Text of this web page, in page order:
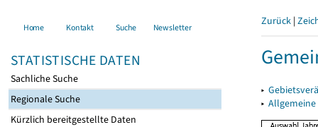
Home Kontakt Suche Newsletter
STATISTISCHE DATEN
Sachliche Suche
Regionale Suche
Kürzlich bereitgestellte Daten
Zurück |
▸
▸